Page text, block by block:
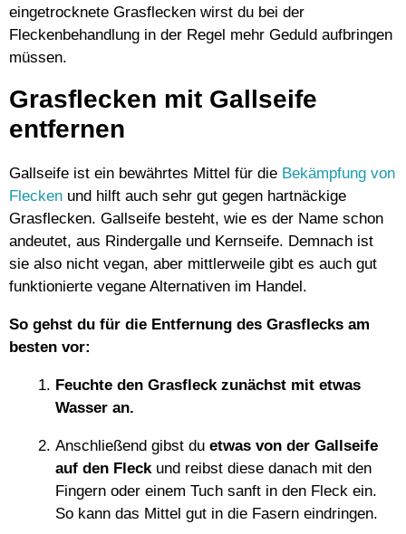
eingetrocknete Grasflecken wirst du bei der
Fleckenbehandlung in der Regel mehr Geduld aufbringen
müssen.
Grasflecken mit Gallseife
entfernen
Gallseife ist ein bewährtes Mittel für die Bekämpfung von
Flecken und hilft auch sehr gut gegen hartnäckige
Grasflecken. Gallseife besteht, wie es der Name schon
andeutet, aus Rindergalle und Kernseife. Demnach ist
sie also nicht vegan, aber mittlerweile gibt es auch gut
funktionierte vegane Alternativen im Handel.
So gehst du für die Entfernung des Grasflecks am
besten vor:
Feuchte den Grasfleck zunächst mit etwas
Wasser an.
Anschließend gibst du etwas von der Gallseife
auf den Fleckund reibst diese danach mit den
Fingern oder einem Tuch sanft in den Fleck ein.
So kann das Mittel gut in die Fasern eindringen.